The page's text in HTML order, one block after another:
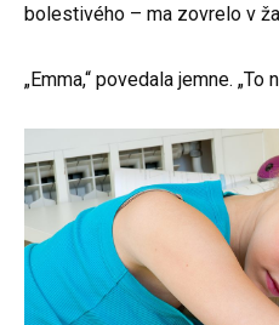
bolestivého – ma zovrelo v
„Emma,“ povedala jemne. „To